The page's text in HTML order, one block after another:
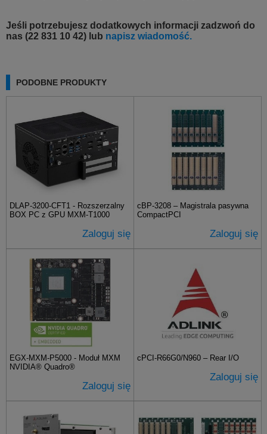
Jeśli potrzebujesz dodatkowych informacji zadzwoń do
nas (22 831 10 42) lub napisz wiadomość.
PODOBNE PRODUKTY
DLAP-3200-CFT1 - Rozszerzalny
BOX PC z GPU MXM-T1000
Zaloguj się
cBP-3208 – Magistrala pasywna
CompactPCI
Zaloguj się
EGX-MXM-P5000 - Moduł MXM
NVIDIA® Quadro®
Zaloguj się
cPCI-R66G0/N960 – Rear I/O
Zaloguj się